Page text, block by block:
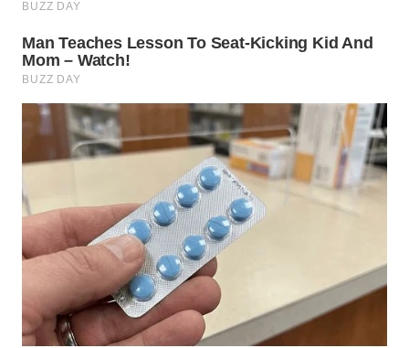
TAPANULI
SELATAN
WN
TANJUNG
LESUNG
KARO
WN
SIMALUNGUN
WN